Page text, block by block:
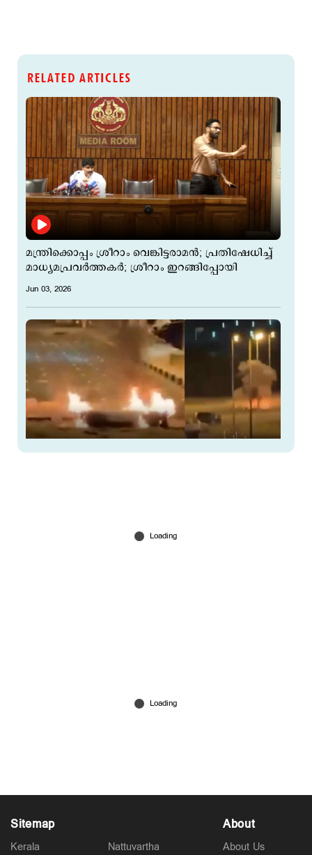
RELATED ARTICLES
മന്ത്രിക്കൊപ്പം ശ്രീറാം വെങ്കിട്ടരാമന്‍; പ്രതിഷേധിച്ച്
മാധ്യമപ്രവര്‍ത്തകര്‍; ശ്രീറാം ഇറങ്ങിപ്പോയി
Jun 03, 2026
ഡല്‍ഹി മാളവ്യ നഗറില്‍ റസ്റ്ററന്‍റില്‍ തീപിടിത്തം;
21 പേര്‍ക്ക് ദാരുണാന്ത്യം
Sitemap
Kerala
Nattuvartha
About
About Us